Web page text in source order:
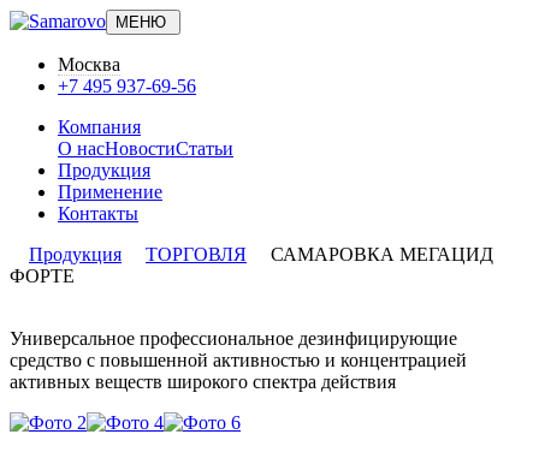
МЕНЮ
Москва
+7 495 937-69-56
Компания
О насНовостиСтатьи
Продукция
Применение
Контакты
Продукция
ТОРГОВЛЯ
САМАРОВКА МЕГАЦИД
ФОРТЕ
Универсальное профессиональное дезинфицирующие
средство с повышенной активностью и концентрацией
активных веществ широкого спектра действия